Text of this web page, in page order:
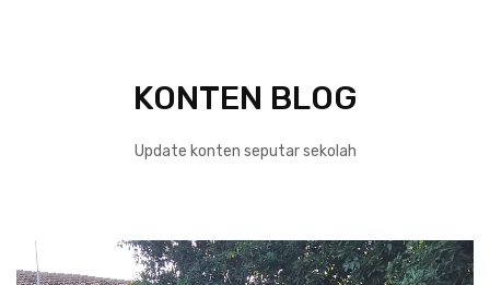
KONTEN BLOG
Update konten seputar sekolah